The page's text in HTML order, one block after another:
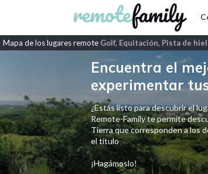
Mapa de los lugares remote Golf, Equitación, Pista de
Encuentra el
experimentar
¿Estás listo para descubrir el
Remote-Family te permite
Tierra que corresponden a los
el título
¡Hagámoslo!